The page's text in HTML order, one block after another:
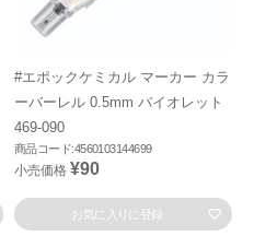
#エポックケミカル マーカー カラ
ーバーレル 0.5mm バイオレット
469-090
商品コード:4560103144699
小売価格 ¥90
お気に入りに登録